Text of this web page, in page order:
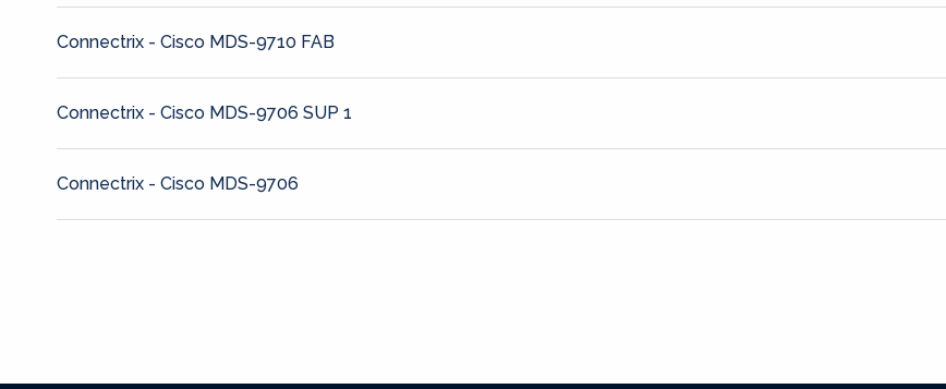
Connectrix - Cisco MDS-9710 FAB
Connectrix - Cisco MDS-9706 SUP 1
Connectrix - Cisco MDS-9706